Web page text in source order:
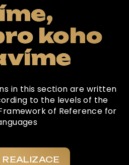
koho
in this section are written
to the levels of the
of Reference for
REALIZACE